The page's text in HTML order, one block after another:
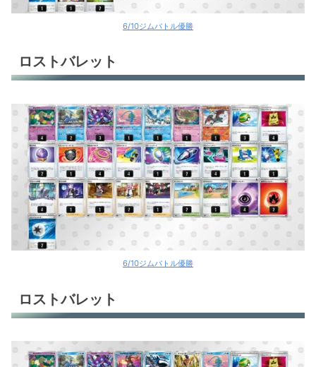
6/10ジムバトル優勝
ロストバレット
6/10ジムバトル優勝
ロストバレット